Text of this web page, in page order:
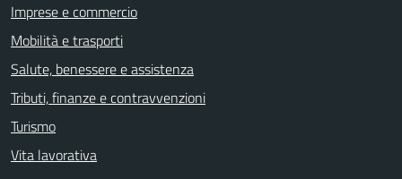
Imprese e commercio
Mobilità e trasporti
Salute, benessere e assistenza
Tributi, finanze e contravvenzioni
Turismo
Vita lavorativa